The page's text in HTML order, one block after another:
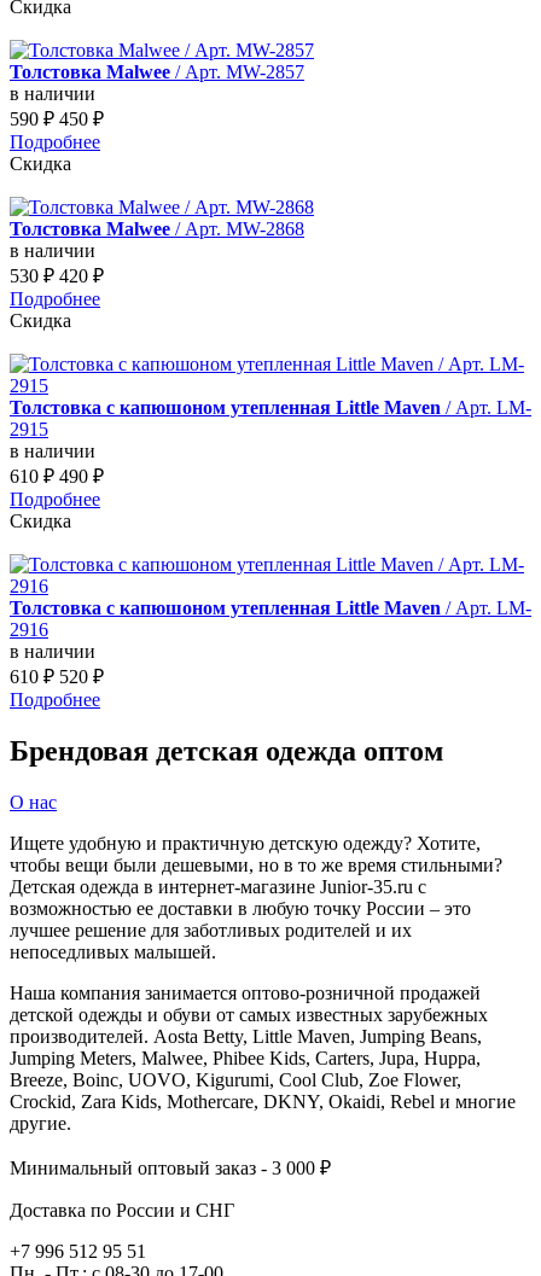
Скидка
Толстовка Malwee / Арт. MW-2857
в наличии
590 ₽ 450 ₽
Подробнее
Скидка
Толстовка Malwee / Арт. MW-2868
в наличии
530 ₽ 420 ₽
Подробнее
Скидка
Толстовка с капюшоном утепленная Little Maven / Арт. LM-
2915
в наличии
610 ₽ 490 ₽
Подробнее
Скидка
Толстовка с капюшоном утепленная Little Maven / Арт. LM-
2916
в наличии
610 ₽ 520 ₽
Подробнее
Брендовая детская одежда оптом
О нас
Ищете удобную и практичную детскую одежду? Хотите,
чтобы вещи были дешевыми, но в то же время стильными?
Детская одежда в интернет-магазине Junior-35.ru с
возможностью ее доставки в любую точку России – это
лучшее решение для заботливых родителей и их
непоседливых малышей.
Наша компания занимается оптово-розничной продажей
детской одежды и обуви от самых известных зарубежных
производителей. Aosta Betty, Little Maven, Jumping Beans,
Jumping Meters, Malwee, Phibee Kids, Carters, Jupa, Huppa,
Breeze, Boinc, UOVO, Kigurumi, Cool Club, Zoe Flower,
Crockid, Zara Kids, Mothercare, DKNY, Okaidi, Rebel и многие
другие.
Минимальный оптовый заказ - 3 000 ₽
Доставка по России и СНГ
+7 996 512 95 51